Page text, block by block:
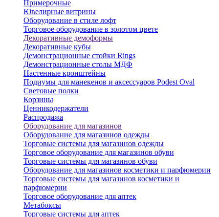
Примерочные
Ювелирные витрины
Оборудование в стиле лофт
Торговое оборудование в золотом цвете
Декоративные демоформы
Декоративные кубы
Демонстрационные стойки Rings
Демонстрационные столы МДФ
Настенные кронштейны
Подиумы для манекенов и аксессуаров Podest Oval
Световые полки
Корзины
Ценникодержатели
Распродажа
Оборудование для магазинов
Оборудование для магазинов одежды
Торговые системы для магазинов одежды
Торговое оборудование для магазинов обуви
Торговые системы для магазинов обуви
Оборудование для магазинов косметики и парфюмерии
Торговые системы для магазинов косметики и
парфюмерии
Торговое оборудование для аптек
Метабоксы
Торговые системы для аптек